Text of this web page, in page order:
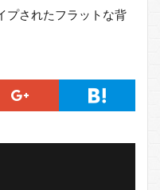
プされたフラットな背